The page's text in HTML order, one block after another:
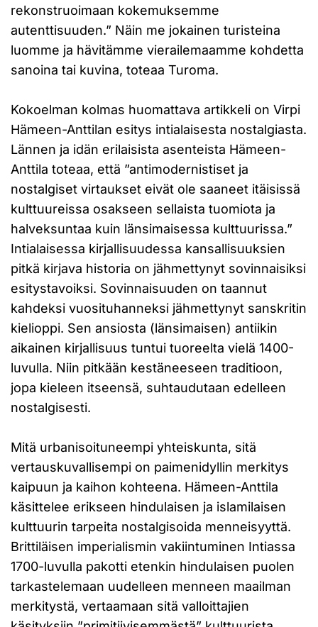
rekonstruoimaan kokemuksemme
autenttisuuden.” Näin me jokainen turisteina
luomme ja hävitämme vierailemaamme kohdetta
sanoina tai kuvina, toteaa Turoma.
Kokoelman kolmas huomattava artikkeli on Virpi
Hämeen-Anttilan esitys intialaisesta nostalgiasta.
Lännen ja idän erilaisista asenteista Hämeen-
Anttila toteaa, että ”antimodernistiset ja
nostalgiset virtaukset eivät ole saaneet itäisissä
kulttuureissa osakseen sellaista tuomiota ja
halveksuntaa kuin länsimaisessa kulttuurissa.”
Intialaisessa kirjallisuudessa kansallisuuksien
pitkä kirjava historia on jähmettynyt sovinnaisiksi
esitystavoiksi. Sovinnaisuuden on taannut
kahdeksi vuosituhanneksi jähmettynyt sanskritin
kielioppi. Sen ansiosta (länsimaisen) antiikin
aikainen kirjallisuus tuntui tuoreelta vielä 1400-
luvulla. Niin pitkään kestäneeseen traditioon,
jopa kieleen itseensä, suhtaudutaan edelleen
nostalgisesti.
Mitä urbanisoituneempi yhteiskunta, sitä
vertauskuvallisempi on paimenidyllin merkitys
kaipuun ja kaihon kohteena. Hämeen-Anttila
käsittelee erikseen hindulaisen ja islamilaisen
kulttuurin tarpeita nostalgisoida menneisyyttä.
Brittiläisen imperialismin vakiintuminen Intiassa
1700-luvulla pakotti etenkin hindulaisen puolen
tarkastelemaan uudelleen menneen maailman
merkitystä, vertaamaan sitä valloittajien